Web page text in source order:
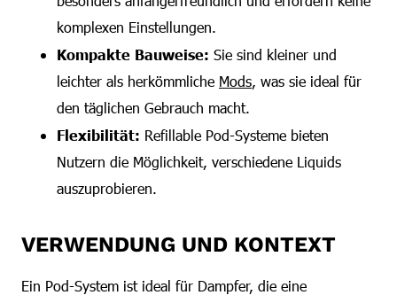
komplexen Einstellungen.
Kompakte Bauweise: Sie sind kleiner und
leichter als herkömmliche Mods, was sie ideal für
den täglichen Gebrauch macht.
Flexibilität: Refillable Pod-Systeme bieten
Nutzern die Möglichkeit, verschiedene Liquids
auszuprobieren.
VERWENDUNG UND KONTEXT
Ein Pod-System ist ideal für Dampfer, die eine